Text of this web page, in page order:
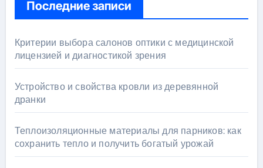
Последние записи
Критерии выбора салонов оптики с медицинской
лицензией и диагностикой зрения
Устройство и свойства кровли из деревянной
дранки
Теплоизоляционные материалы для парников: как
сохранить тепло и получить богатый урожай